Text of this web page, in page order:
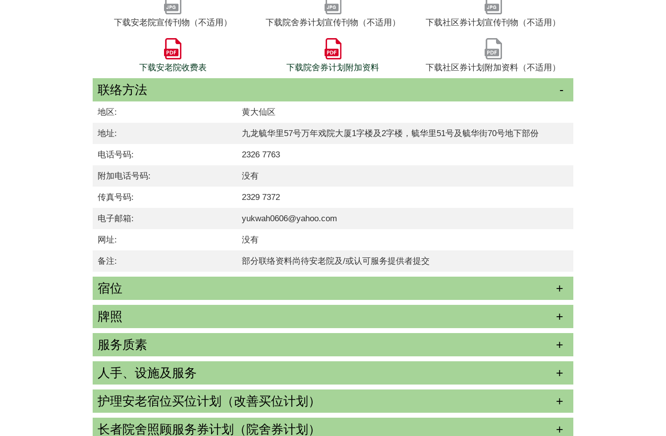
下载安老院宣传刊物（不适用） 下载院舍券计划宣传刊物（不适用） 下载社区券计划宣传刊物（不适用）
下载安老院收费表 下载院舍券计划附加资料 下载社区券计划附加资料（不适用）
联络方法
地区: 黄大仙区
地址: 九龙毓华里57号万年戏院大厦1字楼及2字楼，毓华里51号及毓华街70号地下部份
电话号码: 2326 7763
附加电话号码: 没有
传真号码: 2329 7372
电子邮箱: yukwah0606@yahoo.com
网址: 没有
备注: 部分联络资料尚待安老院及/或认可服务提供者提交
宿位
牌照
服务质素
人手、设施及服务
护理安老宿位买位计划（改善买位计划）
长者院舍照顾服务券计划（院舍券计划）